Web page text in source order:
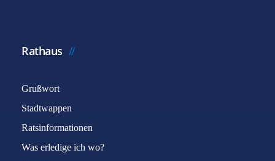
Rathaus
Grußwort
Stadtwappen
Ratsinformationen
Was erledige ich wo?